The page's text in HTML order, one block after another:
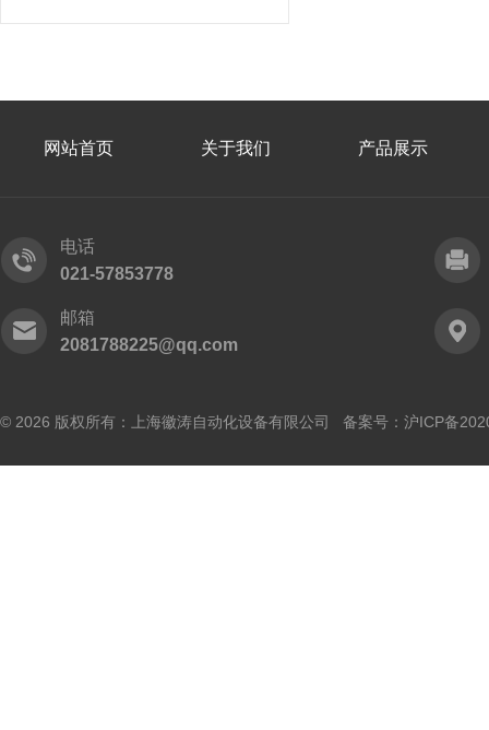
网站首页 关于我们 产品展示
电话
021-57853778
邮箱
2081788225@qq.com
© 2026 版权所有：上海徽涛自动化设备有限公司 备案号： 沪ICP备